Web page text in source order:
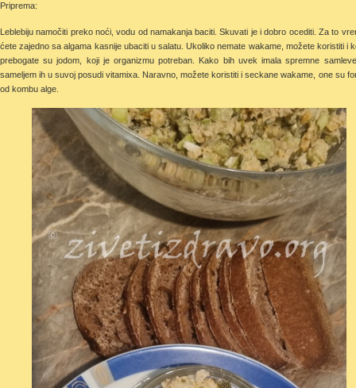
Priprema:
Leblebiju namočiti preko noći, vodu od namakanja baciti. Skuvati je i dobro ocediti. Za to
ćete zajedno sa algama kasnije ubaciti u salatu. Ukoliko nemate wakame, možete koristiti i
prebogate su jodom, koji je organizmu potreban. Kako bih uvek imala spremne
sameljem ih u suvoj posudi vitamixa. Naravno, možete koristiti i seckane wakame, one su
od kombu alge.